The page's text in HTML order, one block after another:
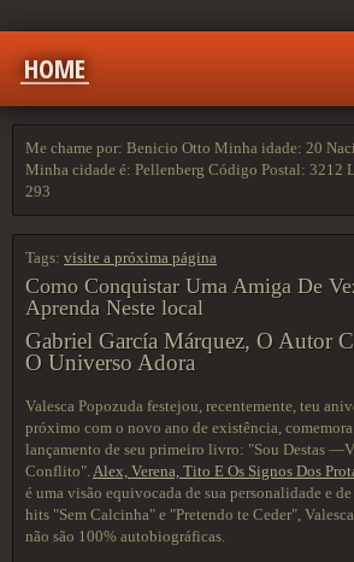
HOME
Me chame por: Benicio Otto Minha idade: 20
Minha cidade é: Pellenberg Código Postal: 3212
293
Tags: visite a próxima página
Como Conquistar Uma Amiga De
Aprenda Neste local
Gabriel García Márquez, O Autor
O Universo Adora
Valesca Popozuda festejou, recentemente, teu
próximo com o novo ano de existência,
lançamento de seu primeiro livro: "Sou Destas
Conflito". Alex, Verena, Tito E Os Signos Dos
é uma visão equivocada de sua personalidade e
hits "Sem Calcinha" e "Pretendo te Ceder",
não são 100% autobiográficas.